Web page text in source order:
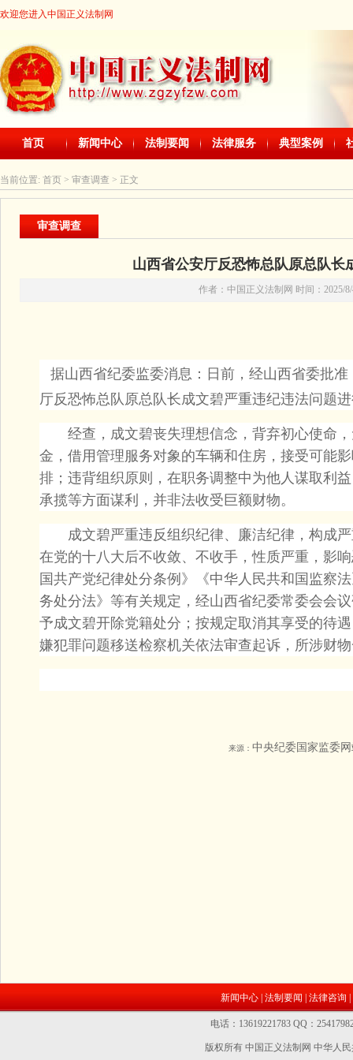
欢迎您进入中国正义法制网
首页 新闻中心 法制要闻 法律服务 典型案例
当前位置: 首页 > 审查调查 > 正文
审查调查
山西省公安厅反恐怖总队原总队长
作者：中国正义法制网 时间：2025/8/
据山西省纪委监委消息 ： 日前，经山西省委批
厅反恐怖总队原总队长成文碧严重违纪违法问题
经查，成文碧丧失理想信念，背弃初心使命，
金，借用管理服务对象的车辆和住房，接受可能
排；违背组织原则，在职务调整中为他人谋取利
承揽等方面谋利，并非法收受巨额财物。
成文碧严重违反组织纪律、廉洁纪律，构成严
在党的十八大后不收敛、不收手，性质严重，影
国共产党纪律处分条例》《中华人民共和国监察
务处分法》等有关规定，经山西省纪委常委会会
予成文碧开除党籍处分；按规定取消其享受的待
嫌犯罪问题移送检察机关依法审查起诉，所涉财
来源： 中央纪委国家监委
新闻中心 法制要闻 法律咨询
电话：13619221783 QQ：
版权所有 中国正义法制网中华人